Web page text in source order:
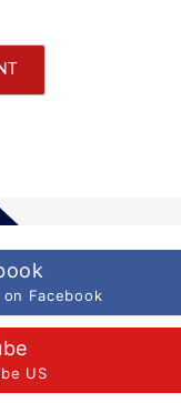
on Facebook
US